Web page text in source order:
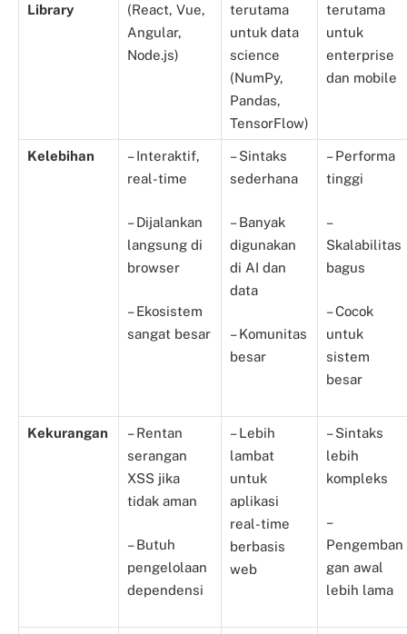
Library
(React, Vue,
Angular,
Node.js)
terutama
untuk data
science
(NumPy,
Pandas,
TensorFlow)
terutama
untuk
enterprise
dan mobile
Kelebihan
– Interaktif,
real-time
– Dijalankan
langsung di
browser
– Ekosistem
sangat besar
– Sintaks
sederhana
– Banyak
digunakan
di AI dan
data
– Komunitas
besar
– Performa
tinggi
–
Skalabilitas
bagus
– Cocok
untuk
sistem
besar
Kekurangan
– Rentan
serangan
XSS jika
tidak aman
– Butuh
pengelolaan
dependensi
– Lebih
lambat
untuk
aplikasi
real-time
berbasis
web
– Sintaks
lebih
kompleks
–
Pengemban
gan awal
lebih lama